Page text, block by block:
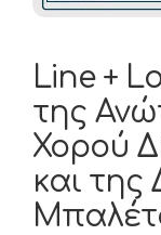
Line +
της
Χορού
και της